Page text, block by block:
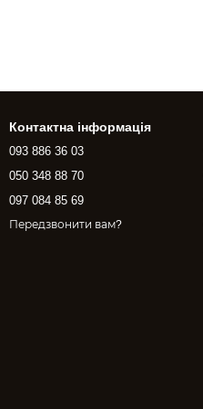
Контактна інформація
093 886 36 03
050 348 88 70
097 084 85 69
Передзвонити вам?